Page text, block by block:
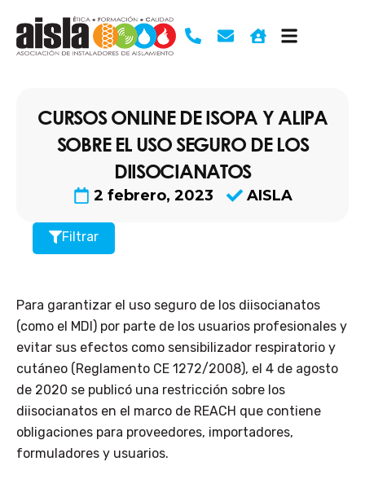
contenido
CURSOS ONLINE DE ISOPA Y ALIPA
SOBRE EL USO SEGURO DE LOS
DIISOCIANATOS
2 febrero, 2023 AISLA
Filtrar
Para garantizar el uso seguro de los diisocianatos
(como el MDI) por parte de los usuarios profesionales y
evitar sus efectos como sensibilizador respiratorio y
cutáneo (Reglamento CE 1272/2008), el 4 de agosto
de 2020 se publicó una restricción sobre los
diisocianatos en el marco de REACH que contiene
obligaciones para proveedores, importadores,
formuladores y usuarios.